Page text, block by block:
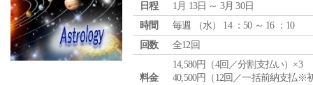
日程
1月 13日 ～ 3月 30日
時間
毎週 （水） 14 ：50 ～ 16 ：10
回数
全12回
料金
14,580円（4回／分割支払い）×3
40,500円（12回／一括前納支払※